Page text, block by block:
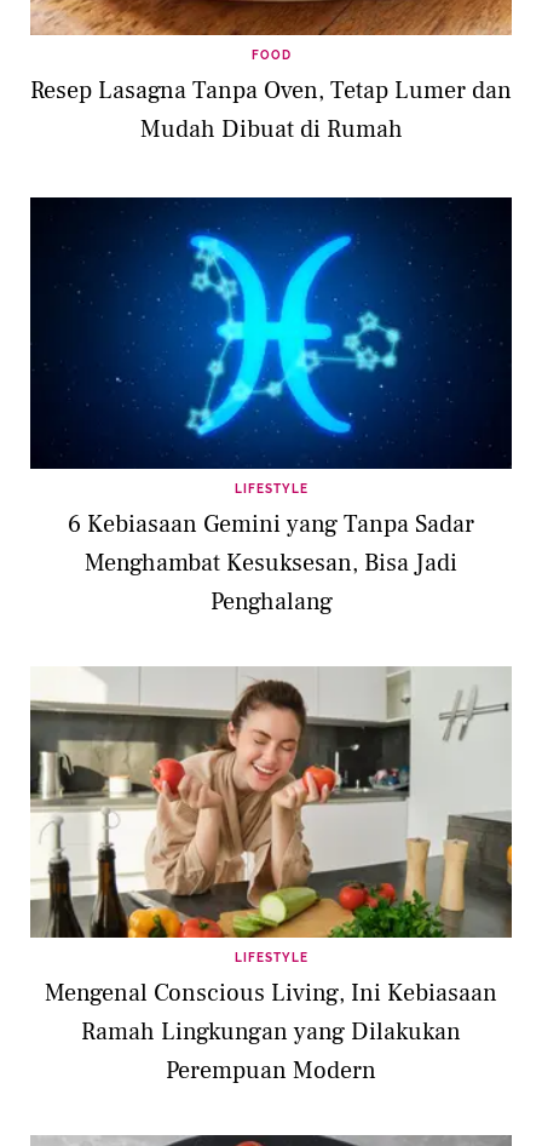
FOOD
Resep Lasagna Tanpa Oven, Tetap Lumer dan
Mudah Dibuat di Rumah
LIFESTYLE
6 Kebiasaan Gemini yang Tanpa Sadar
Menghambat Kesuksesan, Bisa Jadi
Penghalang
LIFESTYLE
Mengenal Conscious Living, Ini Kebiasaan
Ramah Lingkungan yang Dilakukan
Perempuan Modern